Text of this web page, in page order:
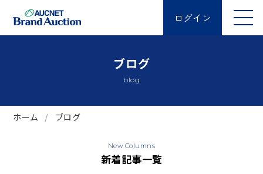
ログイン
ブログ
blog
ホーム ブログ
New Columns
新着記事一覧